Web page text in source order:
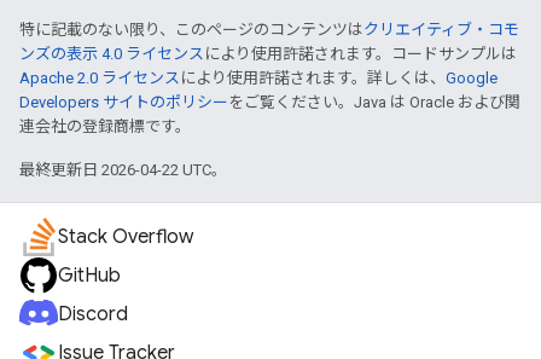
特に記載のない限り、このページのコンテンツはクリエイティブ・コモ
ンズの表示 4.0 ライセンス により使用許諾されます。コードサンプルは
Apache 2.0 ライセンス により使用許諾されます。詳しくは、 Google
Developers サイトのポリシー をご覧ください。Java は Oracle および関
連会社の登録商標です。
最終更新日 2026-04-22 UTC。
Stack Overflow
GitHub
Discord
Issue Tracker